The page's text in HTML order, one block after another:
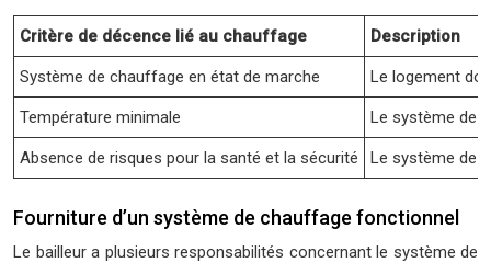
Critère de décence lié au chauffage Description
Système de chauffage en état de marche Le logement
Température minimale Le système de
Absence de risques pour la santé et la sécurité Le système de
Fourniture d’un système de chauffage fonctionnel
Le bailleur a plusieurs responsabilités concernant le système de